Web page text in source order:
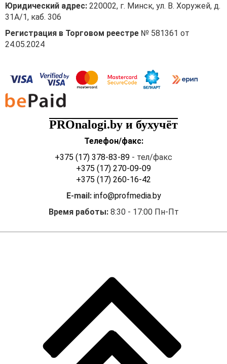
Юридический адрес: 220002, г. Минск, ул. В. Хоружей, д.
31А/1, каб. 306
Регистрация в Торговом реестре № 581361 от
24.05.2024
PROnalogi.by и бухучёт
Телефон/факс:
+375 (17) 378-83-89 - тел/факс
+375 (17) 270-09-09
+375 (17) 260-16-42
E-mail: info@profmedia.by
Время работы:8:30 - 17:00 Пн-Пт